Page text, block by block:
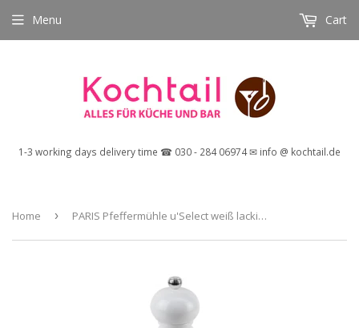
1-3 working days delivery time ☎ 030 - 284 06974 ✉ info @ kochtail.de
Menu Cart
Home › PARIS Pfeffermühle u'Select weiß lackiert 22 cm